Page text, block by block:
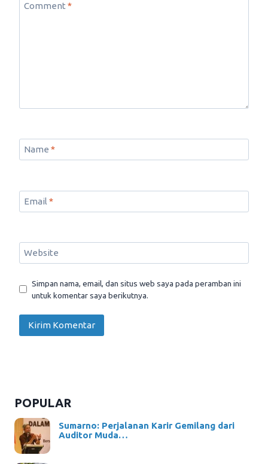
Comment *
Name *
Email *
Website
Simpan nama, email, dan situs web saya pada peramban ini
untuk komentar saya berikutnya.
POPULAR
Sumarno: Perjalanan Karir Gemilang dari
Auditor Muda…